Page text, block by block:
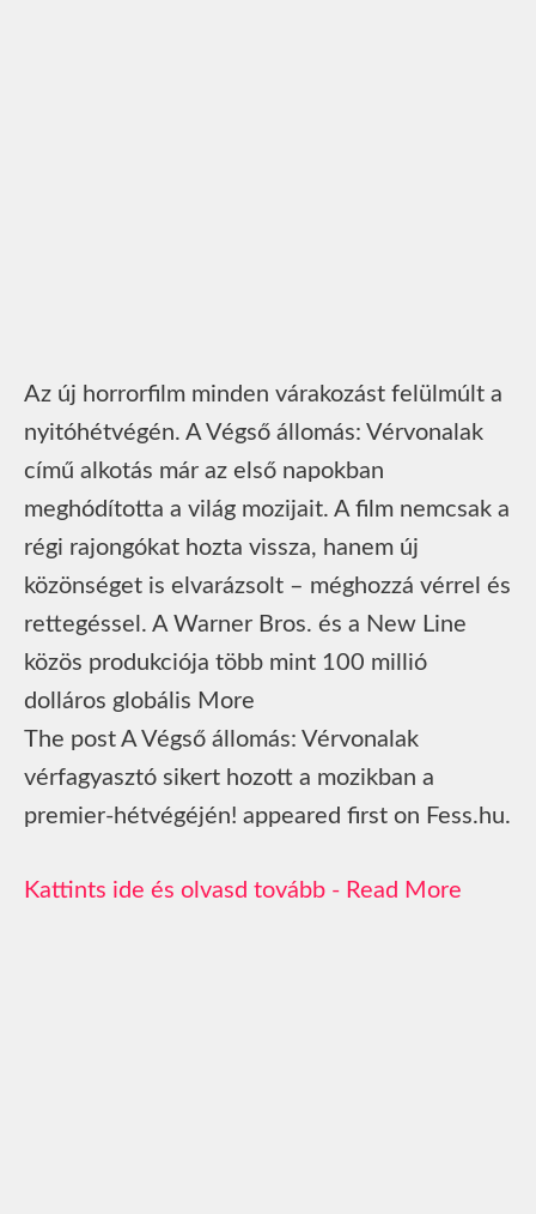
Az új horrorfilm minden várakozást felülmúlt a
nyitóhétvégén. A Végső állomás: Vérvonalak
című alkotás már az első napokban
meghódította a világ mozijait. A film nemcsak a
régi rajongókat hozta vissza, hanem új
közönséget is elvarázsolt – méghozzá vérrel és
rettegéssel. A Warner Bros. és a New Line
közös produkciója több mint 100 millió
dolláros globális More
The post A Végső állomás: Vérvonalak
vérfagyasztó sikert hozott a mozikban a
premier-hétvégéjén! appeared first on Fess.hu.
Read More